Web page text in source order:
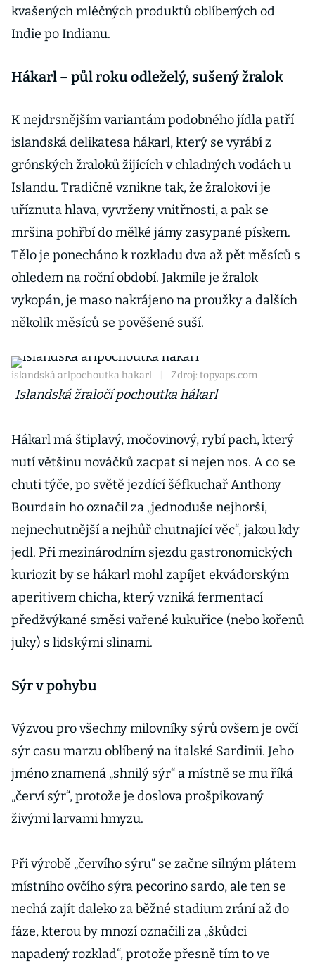
kvašených mléčných produktů oblíbených od
Indie po Indianu.
Hákarl – půl roku odleželý, sušený žralok
K nejdrsnějším variantám podobného jídla patří
islandská delikatesa hákarl, který se vyrábí z
grónských žraloků žijících v chladných vodách u
Islandu. Tradičně vznikne tak, že žralokovi je
uříznuta hlava, vyvrženy vnitřnosti, a pak se
mršina pohřbí do mělké jámy zasypané pískem.
Tělo je ponecháno k rozkladu dva až pět měsíců s
ohledem na roční období. Jakmile je žralok
vykopán, je maso nakrájeno na proužky a dalších
několik měsíců se pověšené suší.
islandská arlpochoutka hakarl Zdroj: topyaps.com
Islandská žraločí pochoutka hákarl
Hákarl má štiplavý, močovinový, rybí pach, který
nutí většinu nováčků zacpat si nejen nos. A co se
chuti týče, po světě jezdící šéfkuchař Anthony
Bourdain ho označil za „jednoduše nejhorší,
nejnechutnější a nejhůř chutnající věc“, jakou kdy
jedl. Při mezinárodním sjezdu gastronomických
kuriozit by se hákarl mohl zapíjet ekvádorským
aperitivem chicha, který vzniká fermentací
předžvýkané směsi vařené kukuřice (nebo kořenů
juky) s lidskými slinami.
Sýr v pohybu
Výzvou pro všechny milovníky sýrů ovšem je ovčí
sýr casu marzu oblíbený na italské Sardinii. Jeho
jméno znamená „shnilý sýr“ a místně se mu říká
„červí sýr“, protože je doslova prošpikovaný
živými larvami hmyzu.
Při výrobě „červího sýru“ se začne silným plátem
místního ovčího sýra pecorino sardo, ale ten se
nechá zajít daleko za běžné stadium zrání až do
fáze, kterou by mnozí označili za „škůdci
napadený rozklad“, protože přesně tím to ve